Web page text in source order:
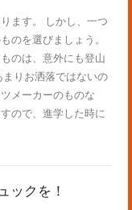
ます。 しかし、一つ
のを選びましょう。
のは、意外にも登山
りお洒落ではないの
メーカーのものな
ので、進学した時に
ックを！